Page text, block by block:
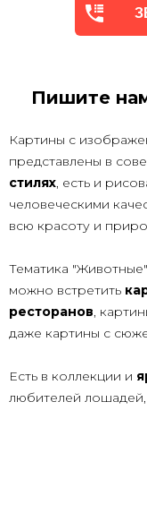
Пишите
Картины с
представлены в
стилях, есть и
человеческими
всю красоту и
Тематика
можно встретить
ресторанов,
даже картины с
Есть в коллекции и
любителей